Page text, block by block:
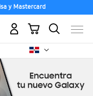
y Mastercard
Mi carrito